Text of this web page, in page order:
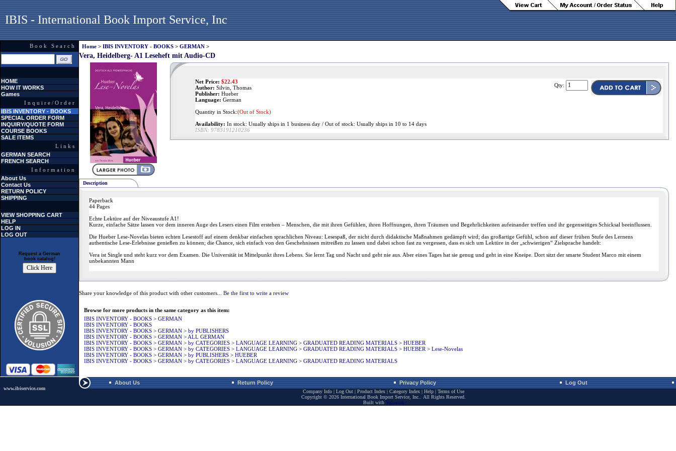
IBIS - International Book Import Service, Inc
Book Search
HOME
HOW IT WORKS
Games
Inquire/Order
IBIS INVENTORY - BOOKS
SPECIAL ORDER FORM
INQUIRY/QUOTE FORM
COURSE BOOKS
SALE ITEMS
Links
GERMAN SEARCH
FRENCH SEARCH
Information
About Us
Contact Us
RETURN POLICY
SHIPPING
VIEW SHOPPING CART
HELP
LOG IN
LOG OUT
Request a German
book catalog!
Home > IBIS INVENTORY - BOOKS > GERMAN >
Vera, Heidelberg- A1 Leseheft mit Audio-CD
Net Price: $22.43
Author: Silvin, Thomas
Publisher: Hueber
Language: German
Quantity in Stock:(Out of Stock)
Availability: In stock: Usually ships in 1 business day / Out of stock: Usually ships in 10 to 14 days
ISBN: 9783191210236
Qty:
Description
Paperback
44 Pages
Echte Lektüre auf der Niveaustufe A1!
Kurze, einfache Sätze lassen vor dem inneren Auge des Lesers einen Film erstehen – Menschen, die mit ihren Gefühlen, ihren Hoffnungen, ihren Träumen und Begehrlichkeiten aufeinander treffen und ihr gegenseitiges Schicksal beeinflussen.
Die Hueber Lese-Novelas bieten echten Lesestoff auf einem denkbar einfachen sprachlichen Niveau: Lesespaß, der nicht durch didaktische Maßnahmen gedämpft wird; das großartige Gefühl, schon auf dieser frühen Stufe des Lernens
authentische Lese-Erlebnisse genießen zu können; die Chance, sich einfach von den Geschehnissen mitreißen zu lassen und dabei schon fast zu vergessen, dass es sich um Lektüre in der „schwierigen“ Zielsprache handelt:
Vera ist Single und steht kurz vor dem Examen. Die Universität ist Mittelpunkt ihres Lebens. Sie lernt Tag und Nacht und geht nie aus. Aber eines Tages hat sie genug und geht in eine Kneipe. Dort sitzt der smarte Student Marco mit einem
unbekannten Mann
Share your knowledge of this product with other customers... Be the first to write a review
Browse for more products in the same category as this item:
IBIS INVENTORY - BOOKS > GERMAN
IBIS INVENTORY - BOOKS
IBIS INVENTORY - BOOKS > GERMAN > by PUBLISHERS
IBIS INVENTORY - BOOKS > GERMAN > ALL GERMAN
IBIS INVENTORY - BOOKS > GERMAN > by CATEGORIES > LANGUAGE LEARNING > GRADUATED READING MATERIALS > HUEBER
IBIS INVENTORY - BOOKS > GERMAN > by CATEGORIES > LANGUAGE LEARNING > GRADUATED READING MATERIALS > HUEBER > Lese-Novelas
IBIS INVENTORY - BOOKS > GERMAN > by PUBLISHERS > HUEBER
IBIS INVENTORY - BOOKS > GERMAN > by CATEGORIES > LANGUAGE LEARNING > GRADUATED READING MATERIALS
www.ibiservice.com
About Us Return Policy Privacy Policy Log Out
Company Info| Log Out| Product Index| Category Index| Help| Terms of Use
Copyright © 2026 International Book Import Service, Inc.. All Rights Reserved.
Built with Volusion